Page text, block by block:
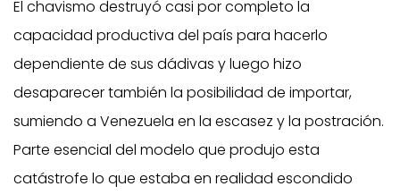
El chavismo destruyó casi por completo la
capacidad productiva del país para hacerlo
dependiente de sus dádivas y luego hizo
desaparecer también la posibilidad de importar,
sumiendo a Venezuela en la escasez y la postración.
Parte esencial del modelo que produjo esta
catástrofe lo que estaba en realidad escondido